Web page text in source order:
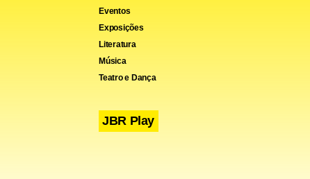
Eventos
Exposições
Literatura
Música
Teatro e Dança
JBR Play